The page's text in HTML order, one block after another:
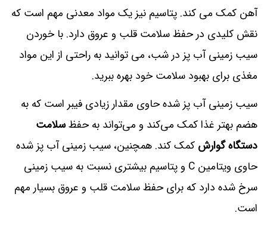
آهن کمک می کند. پتاسیم نیز یک مواد معدنی مهم است که
نقش کلیدی در حفظ سلامت قلب و عروق دارد. با خوردن
سیب زمینی آب پز در شب، می توانید به راحتی از این مواد
مغذی برای بهبود سلامت خود بهره ببرید.
سیب زمینی آب پز شده حاوی مقدار زیادی فیبر است که به
هضم بهتر غذا کمک می‌کند و می‌تواند به حفظسلامت
دستگاه گوارش کمک کند. همچنین، سیب زمینی آب پز شده
حاوی ویتامین C و پتاسیم بیشتری نسبت به سیب زمینی
سرخ شده دارد که برای حفظ سلامت قلب و عروق بسیار مهم
است.